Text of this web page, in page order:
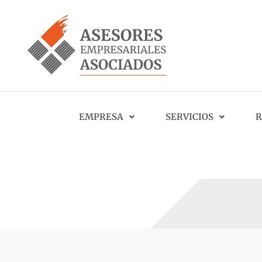
EMPRESA SERVICIOS